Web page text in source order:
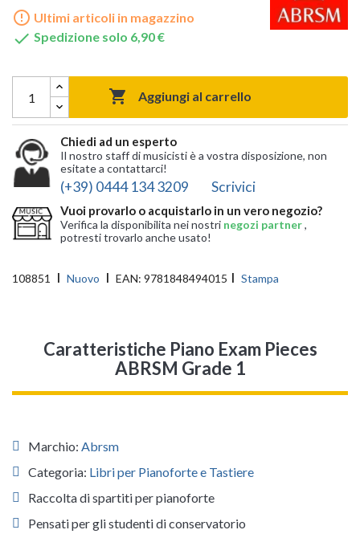
error_outline Ultimi articoli in magazzino
 Spedizione solo 6,90 €
 Aggiungi al carrello
Chiedi ad un esperto
Il nostro staff di musicisti è a vostra disposizione, non
esitate a contattarci!
(+39) 0444 134 3209 Scrivici
Vuoi provarlo o acquistarlo in un vero negozio?
Verifica la disponibilita nei nostri negozi partner,
potresti trovarlo anche usato!
108851 Nuovo EAN: 9781848494015 Stampa
Caratteristiche Piano Exam Pieces
ABRSM Grade 1
Marchio: Abrsm
Categoria: Libri per Pianoforte e Tastiere
Raccolta di spartiti per pianoforte
Pensati per gli studenti di conservatorio